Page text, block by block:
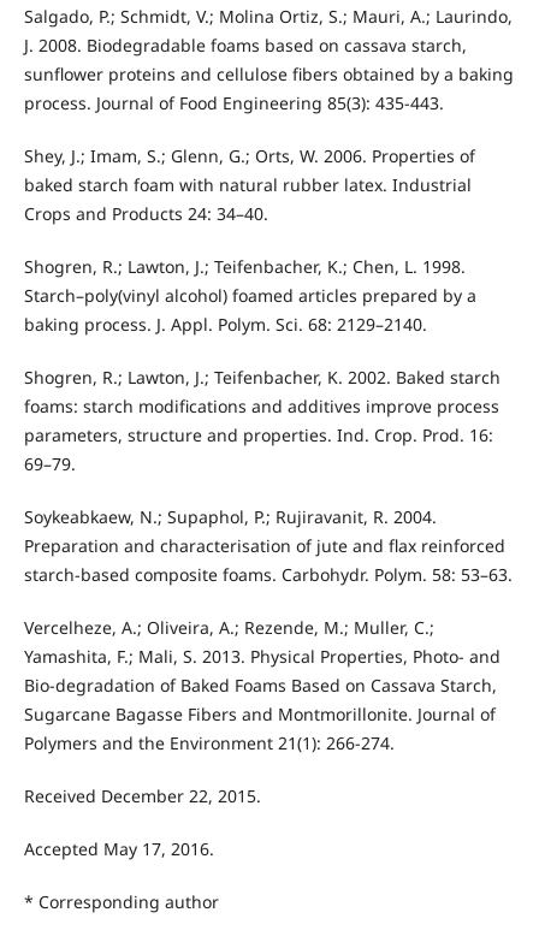
Salgado, P.; Schmidt, V.; Molina Ortiz, S.; Mauri, A.; Laurindo,
J. 2008. Biodegradable foams based on cassava starch,
sunflower proteins and cellulose fibers obtained by a baking
process. Journal of Food Engineering 85(3): 435-443.
Shey, J.; Imam, S.; Glenn, G.; Orts, W. 2006. Properties of
baked starch foam with natural rubber latex. Industrial
Crops and Products 24: 34–40.
Shogren, R.; Lawton, J.; Teifenbacher, K.; Chen, L. 1998.
Starch–poly(vinyl alcohol) foamed articles prepared by a
baking process. J. Appl. Polym. Sci. 68: 2129–2140.
Shogren, R.; Lawton, J.; Teifenbacher, K. 2002. Baked starch
foams: starch modifications and additives improve process
parameters, structure and properties. Ind. Crop. Prod. 16:
69–79.
Soykeabkaew, N.; Supaphol, P.; Rujiravanit, R. 2004.
Preparation and characterisation of jute and flax reinforced
starch-based composite foams. Carbohydr. Polym. 58: 53–63.
Vercelheze, A.; Oliveira, A.; Rezende, M.; Muller, C.;
Yamashita, F.; Mali, S. 2013. Physical Properties, Photo- and
Bio-degradation of Baked Foams Based on Cassava Starch,
Sugarcane Bagasse Fibers and Montmorillonite. Journal of
Polymers and the Environment 21(1): 266-274.
Received December 22, 2015.
Accepted May 17, 2016.
* Corresponding author